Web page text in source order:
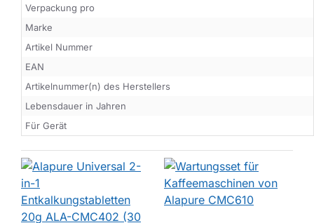
Verpackung pro
Marke
Artikel Nummer
EAN
Artikelnummer(n) des Herstellers
Lebensdauer in Jahren
Für Gerät